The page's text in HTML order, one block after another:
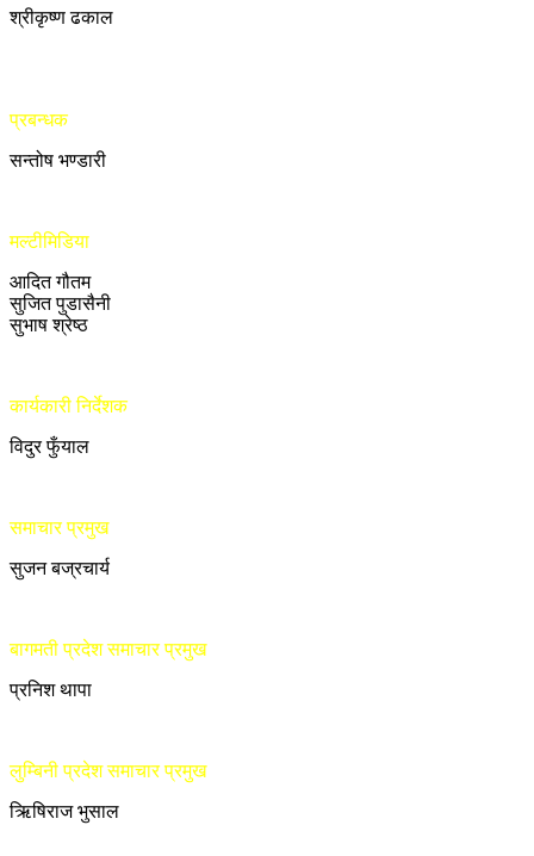
श्रीकृष्ण ढकाल
प्रबन्धक
सन्तोष भण्डारी
मल्टीमिडिया
आदित गौतम
सुजित पुडासैनी
सुभाष श्रेष्ठ
कार्यकारी निर्देशक
विदुर फुँयाल
समाचार प्रमुख
सुजन बज्रचार्य
बागमती प्रदेश समाचार प्रमुख
प्रनिश थापा
लुम्बिनी प्रदेश समाचार प्रमुख
ऋिषिराज भुसाल